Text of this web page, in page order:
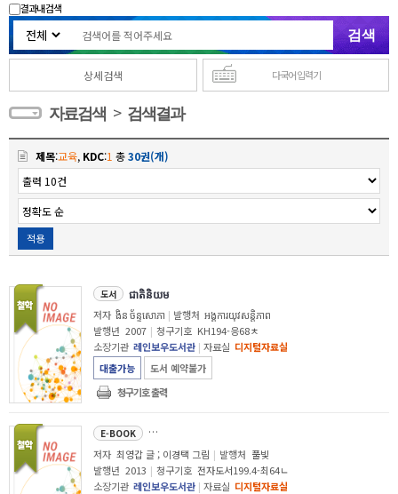
결과내 검색
상세검색 다국어 입력기
자료검색 > 검색결과
제목:교육, KDC:1 총30권(개)
적용
도서 ជាតិនិយម
저자 ងិន ច័ន្ទសោភា | 발행처 អង្គការយុវសន្ដិភាព
발행년 2007 | 청구기호 KH194-응68ㅊ
소장기관 레인보우도서관 | 자료실 디지털자료실
대출가능
도서 예약불가
청구기호 출력
E-BOOK
저자 최영갑 글 ; 이경택 그림 | 발행처 풀빛
발행년 2013 | 청구기호 전자도서199.4-최64ㄴ
소장기관 레인보우도서관 | 자료실 디지털자료실